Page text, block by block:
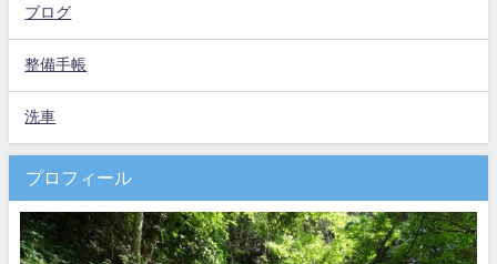
ブログ
整備手帳
洗車
プロフィール